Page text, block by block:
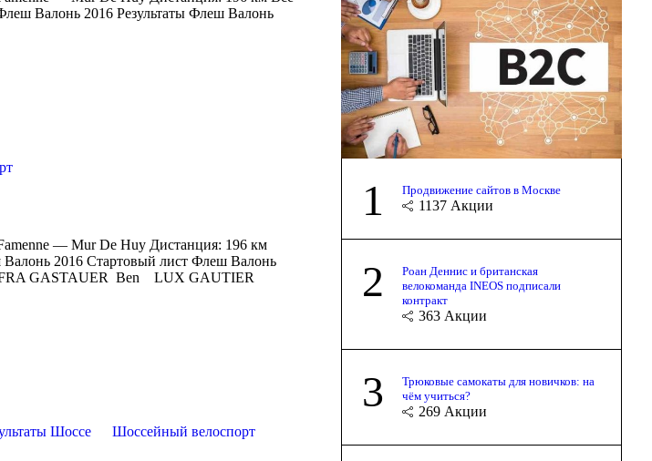
Валонь 2016 Результаты Флеш Валонь
— Mur De Huy Дистанция: 196 км
2016 Стартовый лист Флеш Валонь
GASTAUER Ben LUX GAUTIER
Шоссе Шоссейный велоспорт
1 Продвижение сайтов в Москве
1137 Акции
2
Роан Деннис и британская
велокоманда INEOS подписали
контракт
363 Акции
3
Трюковые самокаты для новичков: на
чём учиться?
269 Акции